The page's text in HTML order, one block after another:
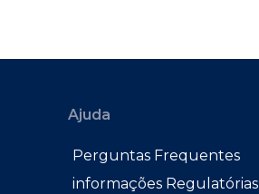
Ajuda
Perguntas Frequentes
informações Regulatórias